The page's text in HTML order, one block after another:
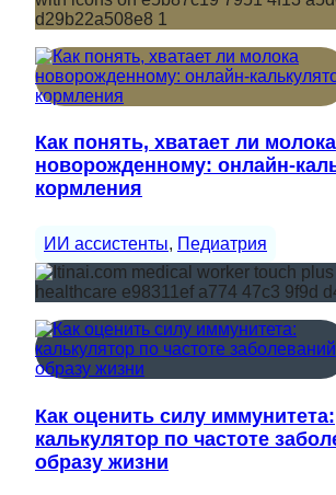
Как понять, хватает ли молока
новорожденному: онлайн-
кормления
ИИ ассистенты, Педиатрия
Как оценить силу иммунитета:
калькулятор по частоте
образу жизни